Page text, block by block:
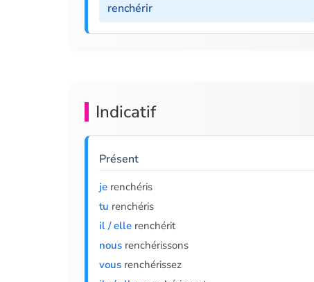
renchérir
Indicatif
Présent
je renchéris
tu renchéris
il / elle renchérit
nous renchérissons
vous renchérissez